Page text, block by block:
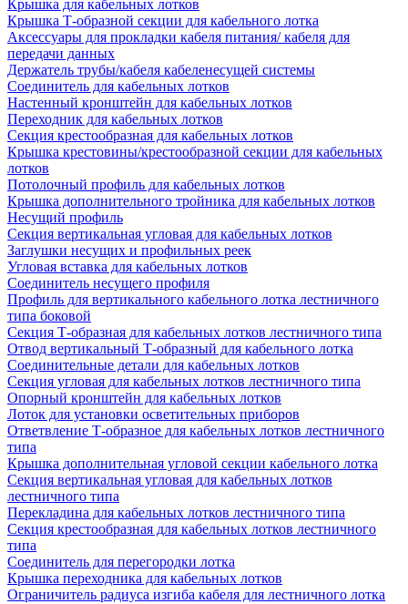
Крышка для кабельных лотков
Крышка Т-образной секции для кабельного лотка
Аксессуары для прокладки кабеля питания/ кабеля для
передачи данных
Держатель трубы/кабеля кабеленесущей системы
Соединитель для кабельных лотков
Настенный кронштейн для кабельных лотков
Переходник для кабельных лотков
Секция крестообразная для кабельных лотков
Крышка крестовины/крестообразной секции для кабельных
лотков
Потолочный профиль для кабельных лотков
Крышка дополнительного тройника для кабельных лотков
Несущий профиль
Секция вертикальная угловая для кабельных лотков
Заглушки несущих и профильных реек
Угловая вставка для кабельных лотков
Соединитель несущего профиля
Профиль для вертикального кабельного лотка лестничного
типа боковой
Секция Т-образная для кабельных лотков лестничного типа
Отвод вертикальный Т-образный для кабельного лотка
Соединительные детали для кабельных лотков
Секция угловая для кабельных лотков лестничного типа
Опорный кронштейн для кабельных лотков
Лоток для установки осветительных приборов
Ответвление Т-образное для кабельных лотков лестничного
типа
Крышка дополнительная угловой секции кабельного лотка
Секция вертикальная угловая для кабельных лотков
лестничного типа
Перекладина для кабельных лотков лестничного типа
Секция крестообразная для кабельных лотков лестничного
типа
Соединитель для перегородки лотка
Крышка переходника для кабельных лотков
Ограничитель радиуса изгиба кабеля для лестничного лотка